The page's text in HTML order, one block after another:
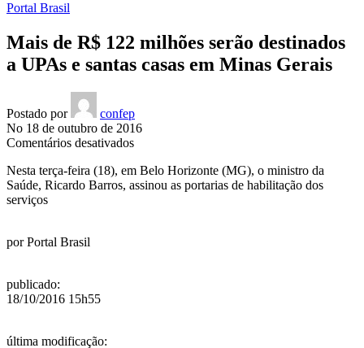
Portal Brasil
Mais de R$ 122 milhões serão destinados
a UPAs e santas casas em Minas Gerais
Postado por
confep
No 18 de outubro de 2016
Comentários desativadosem
de
R$
Nesta terça-feira (18), em Belo Horizonte (MG), o ministro da
Saúde, Ricardo Barros, assinou as portarias de habilitação dos
serviços
porPortal Brasil
publicado:
18/10/2016 15h55
última modificação: